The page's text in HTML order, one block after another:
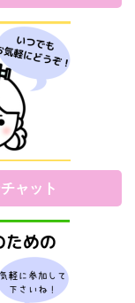
ャット